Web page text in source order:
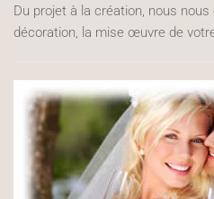
Du projet à la création, nous
décoration, la mise œuvre de